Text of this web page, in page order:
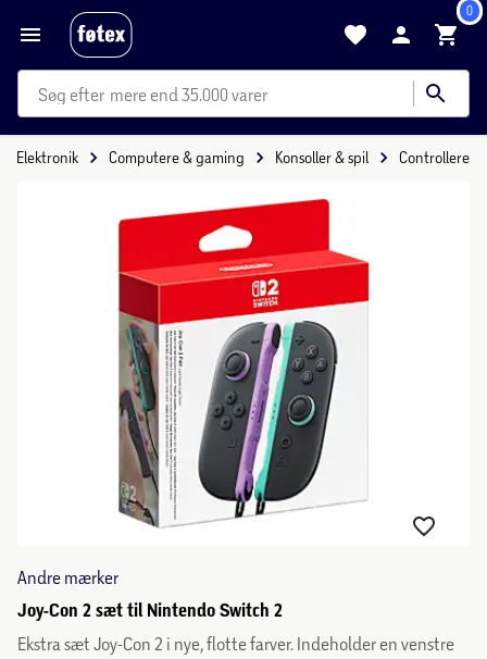
0
mere end 35.000 varer
Elektronik Computere & gaming Konsoller & spil Controllere
Andre mærker
Joy-Con 2 sæt til Nintendo Switch 2
Ekstra sæt Joy-Con 2 i nye, flotte farver. Indeholder en venstre